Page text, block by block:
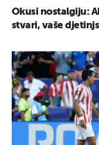
Okusi nostalgiju:
stvari, vaše